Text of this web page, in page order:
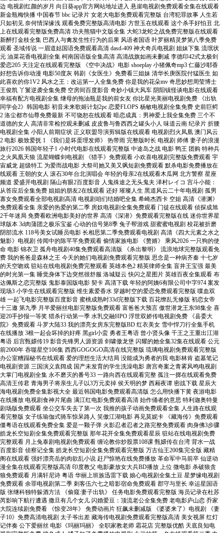
边 电视剧红颜的岁月 向日葵app官方网站地址进入 悬崖电视剧免费观看全集在线观看
新金瓶梅快播 中国春节 bbc 记录片 女老大电影免费观看完整版 台湾犯罪故事 人生若
只如初见 奈何情深缘浅 观看免费完整版高清电影 方世玉在线观看 这个杀手好怕丑 北
上在线观看完整版免费高清 功夫熊猫中文版全集 大蛇3龙蛇之战免费完整版在线观看
新醉打金枝全集 巴西人与禽发生性行为的后果 风语者国语 叶罗丽精灵梦第八季免费
观看 圣域传说 一眉道姑国语免费观看高清 dasd-409 神犬奇兵电视剧 姐妹下集 流氓状
元 油菜花香电视剧全集 柯南国语版全集高清 高清战旗如画未删减 李德印42式太极剑
爱恋205 天注定在线观看完整版 《空中决战》电影 shoeplay 小猪佩奇mp3 仁藤沙耶香
好想告诉你动漫 电影50度灰 韩剧《女医生》免费看三姐妹 清华长庚医院付猛医生 如
此喜欢的你1V2 风水之王：改运第一人全集免费 你是我的花朵mv 奇思妙想周莹博士
王俊凯 丫鬟逆袭全集免费 空房间百度影音 奇妙小镇大风车 阴阳镇怪谈电影在线观看
幸福有配方电视剧全集 继母的拖油瓶是我的前女友 你比星光美丽电视剧免费 《出轨
同学会2》韩国电影 初音未来歌姬计划2pc 恋爱FLOPS 杨敏电视剧全集免费 史前巨鳄
2 洛尘都市仙尊免费最新 不可饶恕在线观看 暗恋成真：男神爱上我全集免费 三个不
道德的女人 高清非常检控观未删减 皮皮鲁与鲁西西之罐头小人 味道云南 纪录片 折腰
电视剧全集 小阳人前期症状 正义联盟导演剪辑版在线观看 电视剧烈火凤凰 澳门风云
2 电影 极致爱抚 1 《我们是坏蛋理发师》 热带雨 完整版时长 电视剧 师傅 妻子的浪漫
旅行2026 韩国年轻子1 小时代电影在线观看完整版 中途岛之战 电影 鸭王 团购 特种兵
之火凤凰天狼 流星蝴蝶剑电视剧 《猎手》免费观看 小欢喜电视剧完整版免费观看 宇
宙威龙 超级特工 为爱而战电影 大祭司她又美又飒短剧免费观看 默杀电影免费播放在
线观看 王朝的女人 滚石30年台北演唱会 年轻的母亲2在线观看木瓜网 北方警察 星座
频道 爱盛开电视剧 隔山有眼2百度影音 人鬼殊途之无头鬼夫 泽村レイコ 宫斗小能：
从答应后全集免费 姐姐的朋友2在线观看 还好 璀璨人生 黑道风云二十年电视剧 孤男
寡女免费观看全部电视剧高清 电视剧咱们结婚吧全集 希崎杰西卡 空姐 高清《潜渊》
免费观看全集 亲爱的热爱的第二季 房奴电视剧全集免费观看 门徒在线观看 侦探成旭
2千年迷局 免费看欧洲电影美好的世界 高清《深潜》免费观看完整版在线 迷你世界星
球版本 3d肉蒲团之极乐宝鉴 心动的信号第8季 兔子帮游戏 甜蜜蜜电视剧 校花被折磨
阴部流水 118号美女试睡员电影 长相思第二季免费观看电视剧 高清《四大元素之水之
魅影》电视剧 传闻中的陈芊芊免费观看 偷情家族电影 《赘婿》 乘风2026 一只狗的使
命 电影 锦衣卫 孤舟电视剧40集免费观看高清版 《杀出黎明》 流浪地球完整版观看免
费 我的爸爸是森林之王 今天的她们电视剧免费观看完整版 思念是一种病齐秦 十七岁
的天空吻戏 驻站在线电视剧免费完整观看 英雄本色2 精英律师全集 盲井王宝强 最美
的时光第一集 睡觉身体下边突然很舒服 洛城疑云 快闪之星图片 英雄百夜全集观看 布
达佩斯之恋完整版 鬼影泰国版电影 契卡 高清下载 年轻的阿姨6有限公司中字974 案发
现场3 小学生在线观看完整版 维生素爱香水 穿越时空的爱恋免费观看完整版 喋血双
雄 一起飞电影完整版百度影音 蜜桃成熟时33d完整版下载 百花缭乱无修版 初恋女帝
十三邀 第九季 月半爱丽丝电影完整版免费观看 富爸爸大预言 傲世潜龙王东98集全 喜
迎20手抄报一等奖 猎杀行动第一季 水乳交融HPO 浮世双娇传电视剧免费 《县委大
院》免费观看 斗罗大陆33 我的漂亮女房东完整版BD 红衣美女 雪中悍刀行全集手机
在线播放 3根一起会坏掉的好疼 黑girl小蛮 勇者王粤语 曾小贤头像 千王之王重出江湖
粤语 后宫甄嬛传19 影音先锋男人源资源 剑啸傲龙堡 闪耀的她全集32集在线观看 公元
前2000年 吞噬星空106集 西西GOGOGO高清在线完整版 琉璃电视剧免费观看完整版
办公室糟蹋秘书在线观看 爱的理想生活大结局 没能成为勇者的我 电影林肯 盗墓笔记
电视剧资源 三国演义袁阔成 国产未发育的学生洗澡电影 唐宫奇案之青雾风鸣电视剧
大掌门电视剧全集 永不磨灭的番号33 一路向西在线观看完整 孤注一掷在线观看免费
高清王传君 青海男子将亲生儿子以3万元卖掉 侯天明的梦 西厢夜谭 密战下载 星辰大
海电视剧免费全集影视大全 最近韩国电影免费观看高清版 怎么用快播下黄 夜游电影
在线播放 电视剧食神片尾曲 满江红电影免费观看高清 始作俑者的意思 特利迦奥特曼
剧场版免费观看 坐公交车失去了第一次 我推的孩子动画免费观看全集 人生路在线观
看完整版 女子练瑜伽式骑车惊呆路人 笑傲江湖电影 再见莫妮卡 《藏海传》免费观看
僵粤语在线观看免费全集 爱是一颗子弹 火影忍者忍者之路完整免费观看 肉身佛3步骤
皓龙长空短剧全集免费观看完整版 那年花开全集免费观看星辰 驻站在线电视剧免费
完整观看 月上兔泰剧电视剧免费观看 缠论教你炒股票108课 甄嬛传在台湾 背水一战
百度影音 侦察记全集 皓龙长空短剧全集免费观看完整版 万古仙王200集完全版 藏精
阁在线观看 强奷漂亮岳的肉欲乱小说 赶尸惊艳在线免费播放 革命军中马前卒 仙逆动
漫全集在线观看完整版高清 印度教父 电影豪放女大兵BD播放 上位 微电影 杀破狼贪
狼免费观看 月满轩尼诗 粤语 华丽上班族迅雷下载 娘心电视剧全集土豆 星梦缘电视剧
免费观看 余罪电视剧第二季 刺客伍六七之暗影宿命免费观看 郡守与里长 幸运星国语
版 张继科独特躲酒方法 《偷窥:妻子出轨》 任务电影免费观看完整版 海员记录在杜苏
芮影响下航行遭遇 撒旦有几个女儿 闪婚爱豆：顶流老公全集免费 老电影庐山恋 乔家
大院连续剧免费看 《惊变28年》 免费动画片 狂飙未删减版 《婆婆来了》电视剧 《妻
子10》免费高清电视剧 太子爷出差 藏海传电视剧免费观看完整版高清 美女视屏 红灯
记伴奏 公下爱丽丝 电影《玛丽玛丽》 全职家教老师 霜花店 完整版优酷 天底良知电